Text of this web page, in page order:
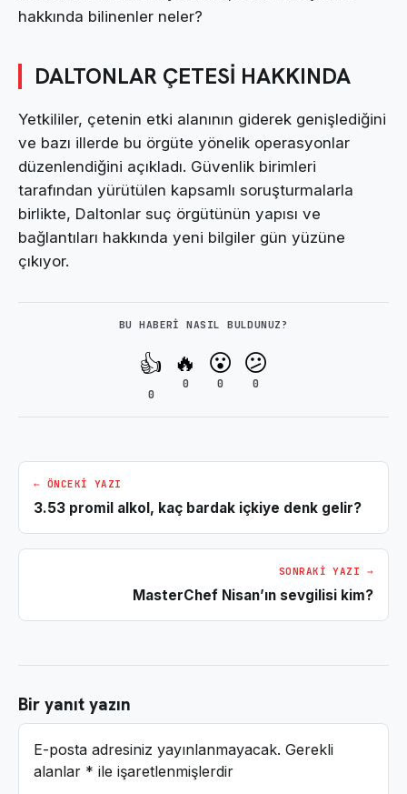
hakkında bilinenler neler?
DALTONLAR ÇETESİ HAKKINDA
Yetkililer, çetenin etki alanının giderek genişlediğini
ve bazı illerde bu örgüte yönelik operasyonlar
düzenlendiğini açıkladı. Güvenlik birimleri
tarafından yürütülen kapsamlı soruşturmalarla
birlikte, Daltonlar suç örgütünün yapısı ve
bağlantıları hakkında yeni bilgiler gün yüzüne
çıkıyor.
BU HABERI NASIL BULDUNUZ?
👍
0
🔥
0
😮
0
😕
0
← ÖNCEKI YAZI
3.53 promil alkol, kaç bardak içkiye denk gelir?
SONRAKI YAZI →
MasterChef Nisan’ın sevgilisi kim?
Bir yanıt yazın
E-posta adresiniz yayınlanmayacak. Gerekli
alanlar * ile işaretlenmişlerdir